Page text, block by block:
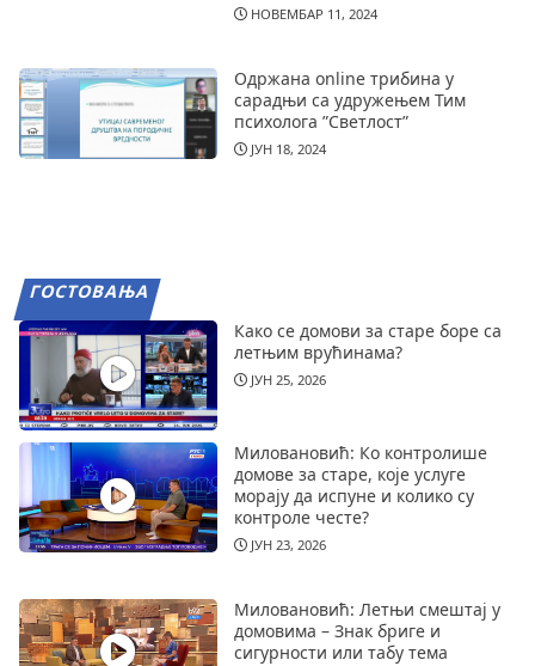
НОВЕМБАР 11, 2024
Одржана online трибина у
сарадњи са удружењем Тим
психолога ”Светлост”
ЈУН 18, 2024
ГОСТОВАЊА
Како се домови за старе боре са
летњим врућинама?
ЈУН 25, 2026
Миловановић: Ко контролише
домове за старе, које услуге
морају да испуне и колико су
контроле честе?
ЈУН 23, 2026
Миловановић: Летњи смештај у
домовима – Знак бриге и
сигурности или табу тема